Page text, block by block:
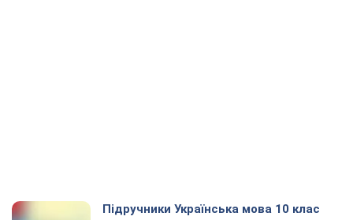
Підручники Українська мова 10 клас